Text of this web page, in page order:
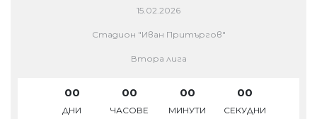
15.02.2026
Стадион "Иван Притъргов"
Втора лига
00
ДНИ
00
ЧАСОВЕ
00
МИНУТИ
00
СЕКУДНИ